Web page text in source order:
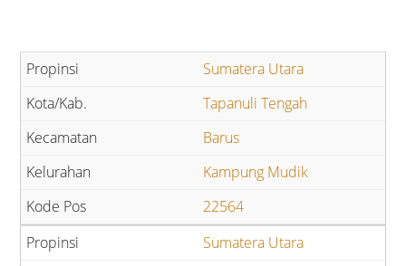
Sumatera Utara
Tapanuli Tengah
Barus
Kampung Mudik
22564
Sumatera Utara